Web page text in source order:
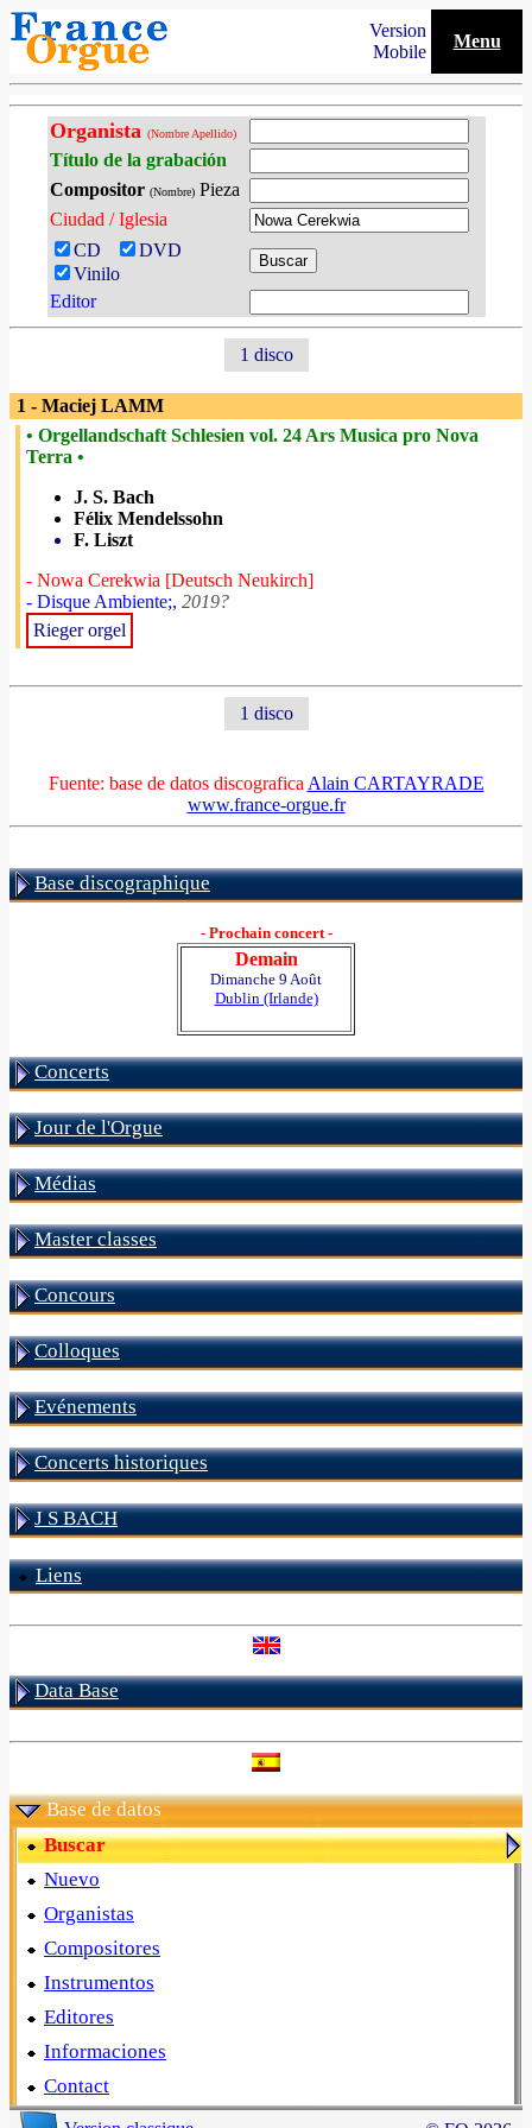
Version
Mobile
Menu
Organista (Nombre Apellido)
Título de la grabación
Compositor (Nombre)Pieza
Ciudad / Iglesia
CD
DVD
Vinilo
Editor
1 disco
1 - Maciej LAMM
• Orgellandschaft Schlesien vol. 24 Ars Musica pro Nova
Terra •
J. S. Bach
Félix Mendelssohn
F. Liszt
- Nowa Cerekwia [Deutsch Neukirch]
- Disque Ambiente;, 2019?
Rieger orgel
1 disco
Fuente: base de datos discografica Alain CARTAYRADE
www.france-orgue.fr
Base discographique
- Prochain concert -
Demain
Dimanche 9 Août
Dublin (Irlande)
Concerts
Jour de l'Orgue
Médias
Master classes
Concours
Colloques
Evénements
Concerts historiques
J S BACH
Liens
Data Base
Base de datos
Buscar
Nuevo
Organistas
Compositores
Instrumentos
Editores
Informaciones
Contact